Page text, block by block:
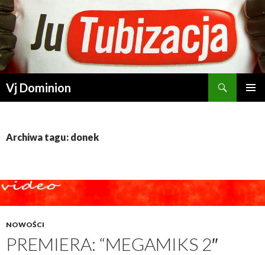
Vj Dominion
Szukaj
PRZESKOCZ DO TREŚCI
Archiwa tagu: donek
NOWOŚCI
PREMIERA: “MEGAMIKS 2″